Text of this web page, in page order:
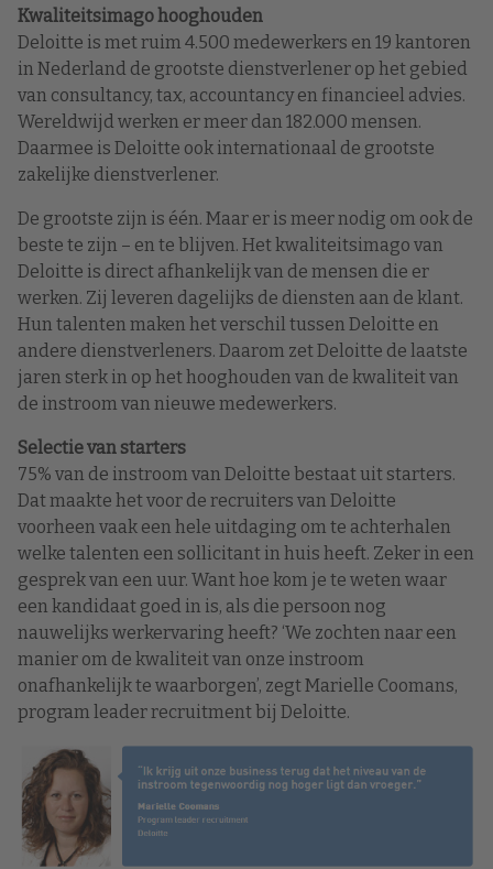
Kwaliteitsimago hooghouden
Deloitte is met ruim 4.500 medewerkers en 19 kantoren
in Nederland de grootste dienstverlener op het gebied
van consultancy, tax, accountancy en financieel advies.
Wereldwijd werken er meer dan 182.000 mensen.
Daarmee is Deloitte ook internationaal de grootste
zakelijke dienstverlener.
De grootste zijn is één. Maar er is meer nodig om ook de
beste te zijn – en te blijven. Het kwaliteitsimago van
Deloitte is direct afhankelijk van de mensen die er
werken. Zij leveren dagelijks de diensten aan de klant.
Hun talenten maken het verschil tussen Deloitte en
andere dienstverleners. Daarom zet Deloitte de laatste
jaren sterk in op het hooghouden van de kwaliteit van
de instroom van nieuwe medewerkers.
Selectie van starters
75% van de instroom van Deloitte bestaat uit starters.
Dat maakte het voor de recruiters van Deloitte
voorheen vaak een hele uitdaging om te achterhalen
welke talenten een sollicitant in huis heeft. Zeker in een
gesprek van een uur. Want hoe kom je te weten waar
een kandidaat goed in is, als die persoon nog
nauwelijks werkervaring heeft? ‘We zochten naar een
manier om de kwaliteit van onze instroom
onafhankelijk te waarborgen’, zegt Marielle Coomans,
program leader recruitment bij Deloitte.